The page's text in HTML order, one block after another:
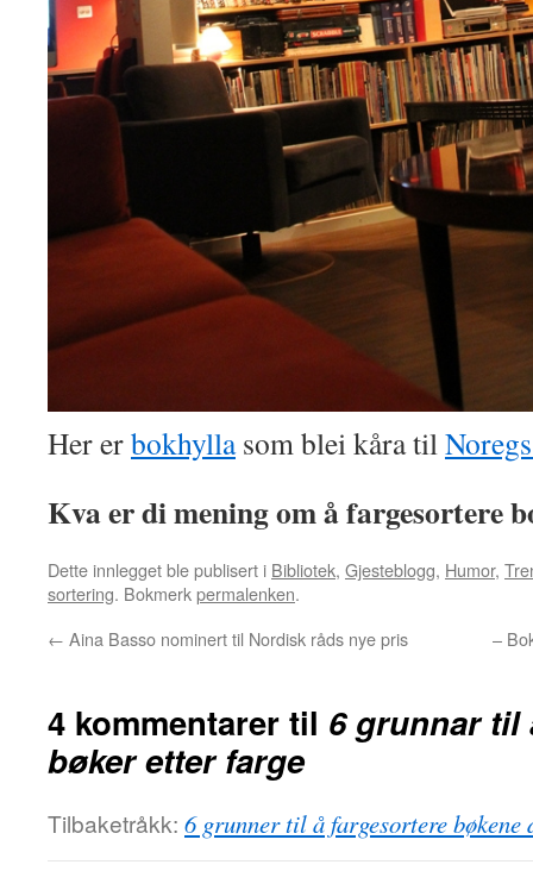
Her erbokhyllasom blei kåra til
Kva er di mening om å fargesortere
Dette innlegget ble publisert i Bibliotek, Gjesteblogg, Humor,
sortering. Bokmerkpermalenken.
← Aina Basso nominert til Nordisk råds nye pris –
4 kommentarer til 6 grunnar til
bøker etter farge
Tilbaketråkk: 6 grunner til å fargesortere bøkene